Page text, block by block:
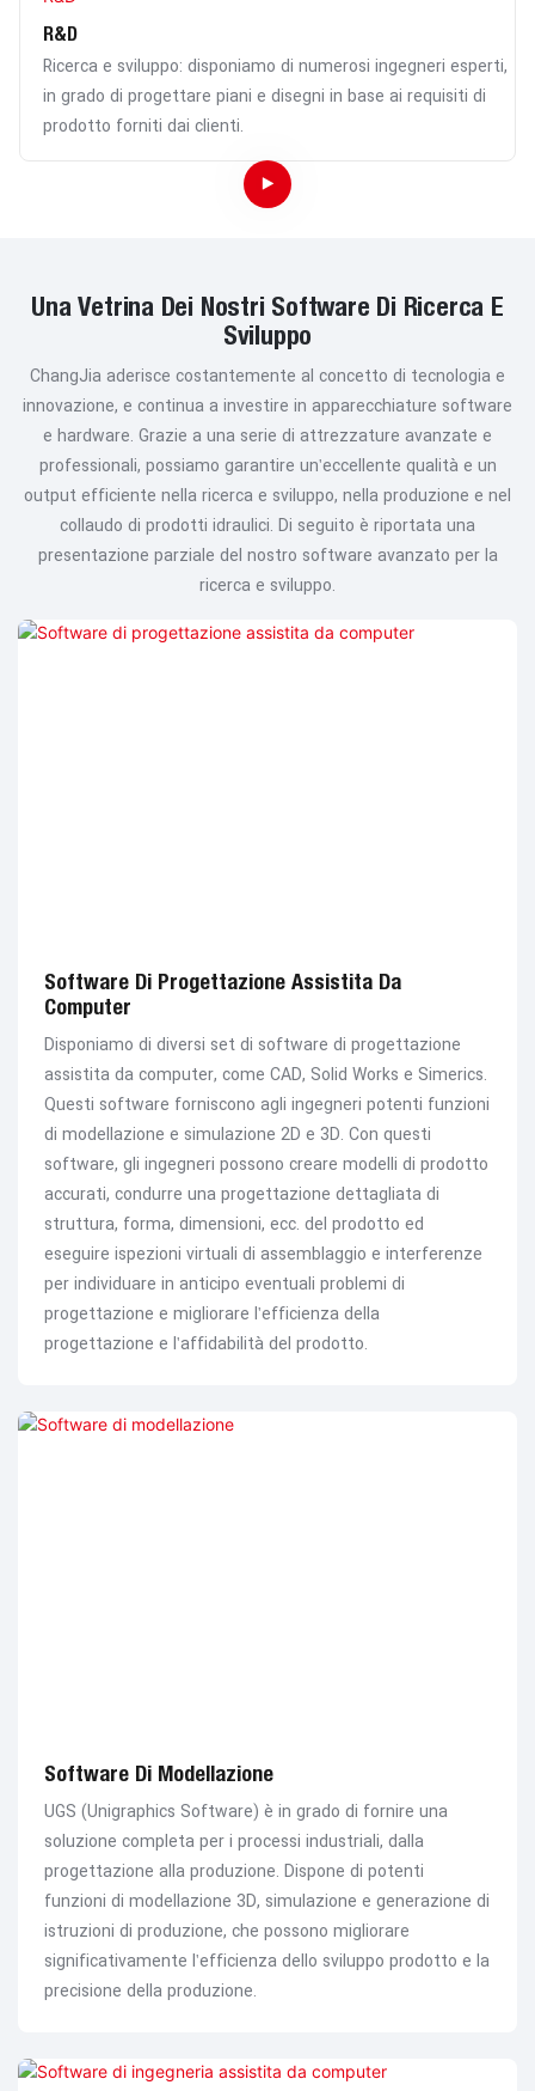
R&D
Ricerca e sviluppo: disponiamo di numerosi ingegneri esperti,
in grado di progettare piani e disegni in base ai requisiti di
prodotto forniti dai clienti.
Una Vetrina Dei Nostri Software Di Ricerca E
Sviluppo
ChangJia aderisce costantemente al concetto di tecnologia e
innovazione, e continua a investire in apparecchiature software
e hardware. Grazie a una serie di attrezzature avanzate e
professionali, possiamo garantire un'eccellente qualità e un
output efficiente nella ricerca e sviluppo, nella produzione e nel
collaudo di prodotti idraulici. Di seguito è riportata una
presentazione parziale del nostro software avanzato per la
ricerca e sviluppo.
Software Di Progettazione Assistita Da
Computer
Disponiamo di diversi set di software di progettazione
assistita da computer, come CAD, Solid Works e Simerics.
Questi software forniscono agli ingegneri potenti funzioni
di modellazione e simulazione 2D e 3D. Con questi
software, gli ingegneri possono creare modelli di prodotto
accurati, condurre una progettazione dettagliata di
struttura, forma, dimensioni, ecc. del prodotto ed
eseguire ispezioni virtuali di assemblaggio e interferenze
per individuare in anticipo eventuali problemi di
progettazione e migliorare l'efficienza della
progettazione e l'affidabilità del prodotto.
Software Di Modellazione
UGS (Unigraphics Software) è in grado di fornire una
soluzione completa per i processi industriali, dalla
progettazione alla produzione. Dispone di potenti
funzioni di modellazione 3D, simulazione e generazione di
istruzioni di produzione, che possono migliorare
significativamente l'efficienza dello sviluppo prodotto e la
precisione della produzione.